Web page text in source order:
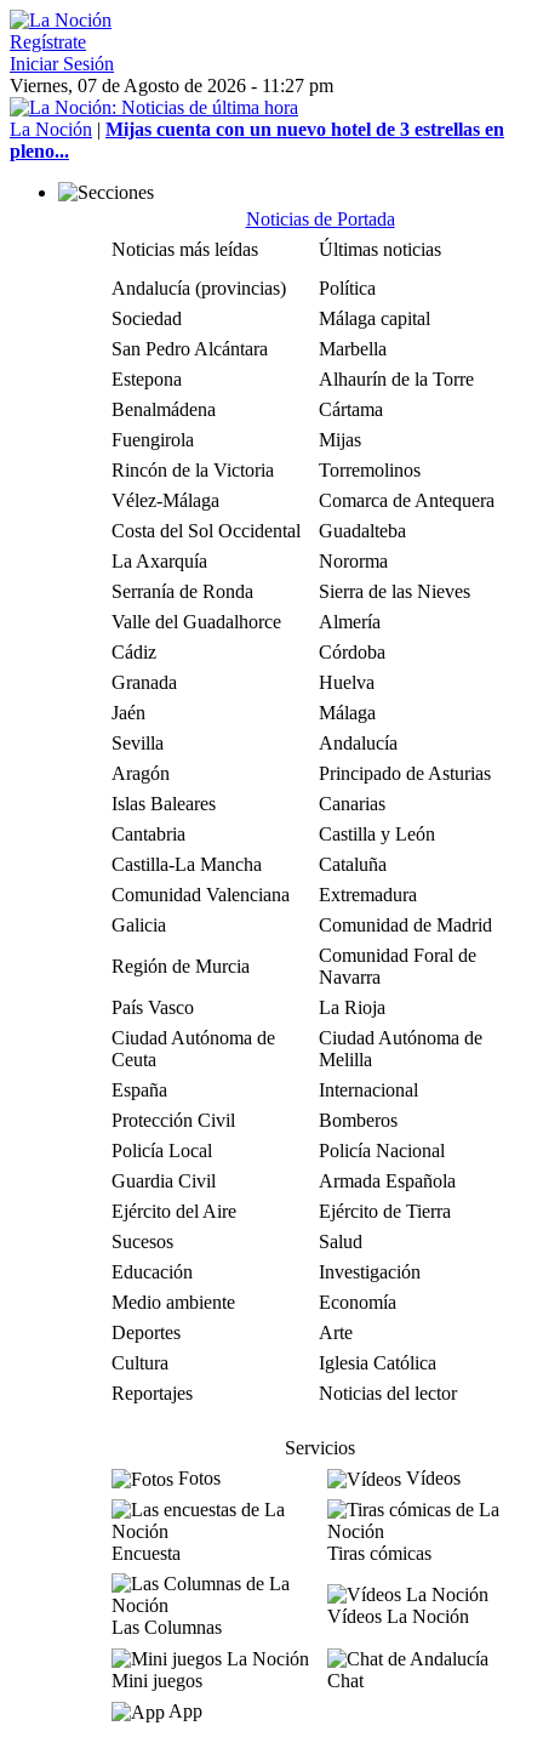
Regístrate
Iniciar Sesión
Viernes, 07 de Agosto de 2026 - 11:27 pm
La Noción | Mijas cuenta con un nuevo hotel de 3 estrellas en
pleno...
Noticias de Portada
Noticias más leídas
Últimas noticias
Andalucía (provincias)
Política
Sociedad
Málaga capital
San Pedro Alcántara
Marbella
Estepona
Alhaurín de la Torre
Benalmádena
Cártama
Fuengirola
Mijas
Rincón de la Victoria
Torremolinos
Vélez-Málaga
Comarca de Antequera
Costa del Sol Occidental
Guadalteba
La Axarquía
Nororma
Serranía de Ronda
Sierra de las Nieves
Valle del Guadalhorce
Almería
Cádiz
Córdoba
Granada
Huelva
Jaén
Málaga
Sevilla
Andalucía
Aragón
Principado de Asturias
Islas Baleares
Canarias
Cantabria
Castilla y León
Castilla-La Mancha
Cataluña
Comunidad Valenciana
Extremadura
Galicia
Comunidad de Madrid
Región de Murcia
Comunidad Foral de
Navarra
País Vasco
La Rioja
Ciudad Autónoma de
Ceuta
Ciudad Autónoma de
Melilla
España
Internacional
Protección Civil
Bomberos
Policía Local
Policía Nacional
Guardia Civil
Armada Española
Ejército del Aire
Ejército de Tierra
Sucesos
Salud
Educación
Investigación
Medio ambiente
Economía
Deportes
Arte
Cultura
Iglesia Católica
Reportajes
Noticias del lector
Servicios
Fotos
Vídeos
Encuesta Tiras cómicas
Las Columnas
Vídeos La Noción
Mini juegos
Chat
App